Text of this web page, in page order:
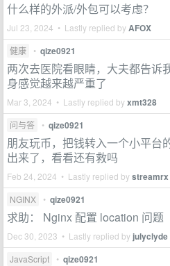
什么样的外派/外包可以考虑？
Jul 23, 2024 • Lastly replied byAFOX
健康 • qize0921
两次去医院看眼睛，大夫都告诉
身感觉越来越严重了
Mar 3, 2024 • Lastly replied byxmt328
问与答 • qize0921
朋友玩币，把钱转入一个小平台
出来了，看看还有救吗
Feb 24, 2024 • Lastly replied bystreamrx
NGINX • qize0921
求助： Nginx 配置 location 问题
Dec 30, 2023 • Lastly replied by julyclyde
JavaScript • qize0921